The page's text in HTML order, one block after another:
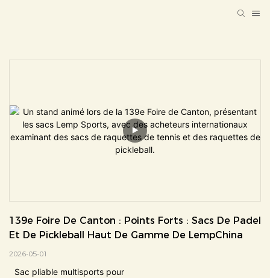
139e Foire De Canton : Points Forts : Sacs De Padel
Et De Pickleball Haut De Gamme De LempChina
2026-05-01
Sac pliable multisports pour